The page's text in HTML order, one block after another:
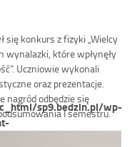
sp9.bedzin.pl/wp-
się konkurs z fizyki „Wielcy
wynalazki, które wpłynęły
Uczniowie wykonali
oraz prezentacje.
nagród odbędzie się
I semestru.